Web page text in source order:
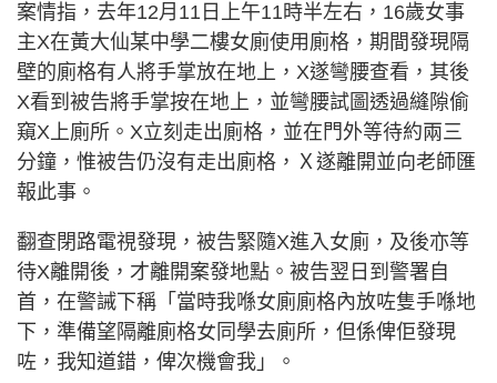
案情指，去年12月11日上午11時半左右，16歲女事
主X在黃大仙某中學二樓女廁使用廁格，期間發現隔
壁的廁格有人將手掌放在地上，X遂彎腰查看，其後
X看到被告將手掌按在地上，並彎腰試圖透過縫隙偷
窺X上廁所。X立刻走出廁格，並在門外等待約兩三
分鐘，惟被告仍沒有走出廁格，Ｘ遂離開並向老師匯
報此事。
翻查閉路電視發現，被告緊隨X進入女廁，及後亦等
待X離開後，才離開案發地點。被告翌日到警署自
首，在警誡下稱「當時我喺女廁廁格內放咗隻手喺地
下，準備望隔離廁格女同學去廁所，但係俾佢發現
咗，我知道錯，俾次機會我」。